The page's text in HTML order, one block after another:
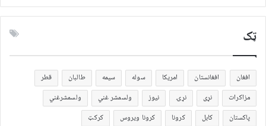
ټک
افغان افغانستان امریکا سوله سیمه طالبان
قطر
مزاکرات
نړی نړۍ نیوز ولسمشر غني
ولسمشرغني
پاکستان
کابل کرونا کرونا ویروس کرکټ